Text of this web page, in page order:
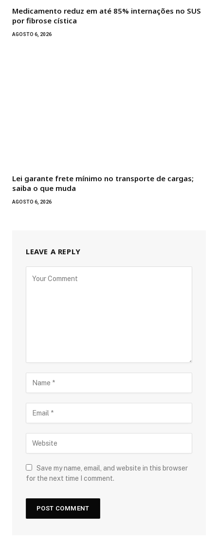
Medicamento reduz em até 85% internações no SUS
por fibrose cística
AGOSTO 6, 2026
Lei garante frete mínimo no transporte de cargas;
saiba o que muda
AGOSTO 6, 2026
LEAVE A REPLY
Save my name, email, and website in this browser
for the next time I comment.